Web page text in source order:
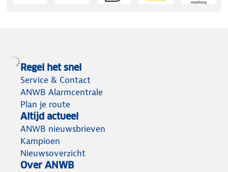
Regel het snel
Service & Contact
ANWB Alarmcentrale
Plan je route
Altijd actueel
ANWB nieuwsbrieven
Kampioen
Nieuwsoverzicht
Over ANWB